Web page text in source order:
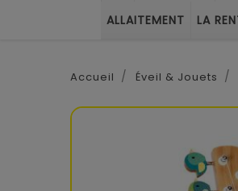
ALLAITEMENT LA
Accueil Éveil & Jouets